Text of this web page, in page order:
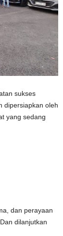
sukses
dipersiapkan oleh
yang sedang
dan perayaan
dilanjutkan